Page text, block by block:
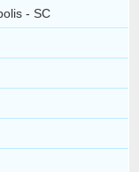
- SC